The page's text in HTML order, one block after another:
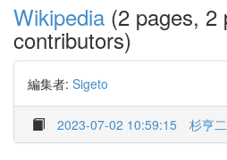
Wikipedia (2 pages, 2
contributors)
編集者: Sigeto
2023-07-02 10:59:15 杉亨二